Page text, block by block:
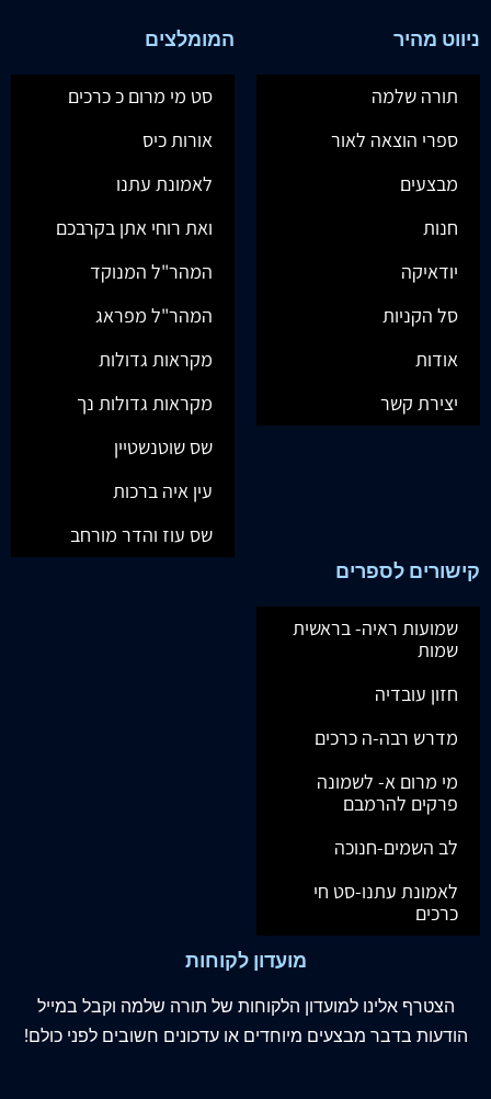
ניווט מהיר
תורה שלמה
ספרי הוצאה לאור
מבצעים
חנות
יודאיקה
סל הקניות
אודות
יצירת קשר
המומלצים
סט מי מרום כ כרכים
אורות כיס
לאמונת עתנו
ואת רוחי אתן בקרבכם
המהר"ל המנוקד
המהר"ל מפראג
מקראות גדולות
מקראות גדולות נך
שס שוטנשטיין
עין איה ברכות
שס עוז והדר מורחב
קישורים לספרים
שמועות ראיה- בראשית
שמות
חזון עובדיה
מדרש רבה-ה כרכים
מי מרום א- לשמונה
פרקים להרמבם
לב השמים-חנוכה
לאמונת עתנו-סט חי
כרכים
מועדון לקוחות
הצטרף אלינו למועדון הלקוחות של תורה שלמה וקבל במייל
הודעות בדבר מבצעים מיוחדים או עדכונים חשובים לפני כולם!